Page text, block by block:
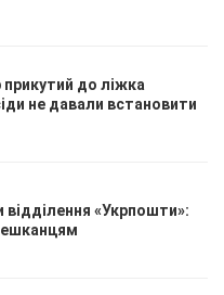
до ліжка
не давали встановити
відділення «Укрпошти»: